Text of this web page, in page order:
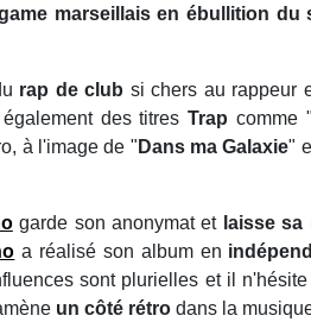
marseillais en ébullition
rap de club si chers au rappeur
des titres Trap comme "
à l'image de " Dans ma Galaxie"
garde son anonymat etlaisse sa
a réalisé son album en
sont plurielles et il
un côté rétro dans la